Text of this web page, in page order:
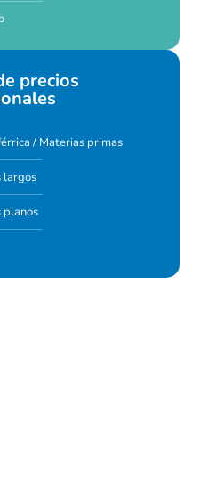
precios
/ Materias primas
largos
planos